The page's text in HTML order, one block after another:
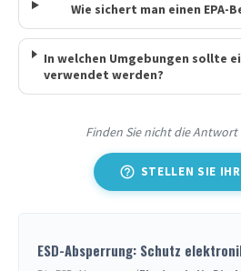
Wie sichert man einen EPA-
In welchen Umgebungen sollte
verwendet werden?
Finden Sie nicht die Antwort
help_outline STELLEN SIE
ESD-Absperrung: Schutz